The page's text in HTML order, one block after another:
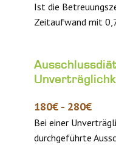
Ist die
Zeitaufwand mit
180€ - 280€
Bei einer
durchgeführte